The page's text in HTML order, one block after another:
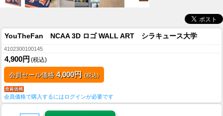
YouTheFan NCAA 3D ロゴ WALL ART シラキュース大学
4102300100145
4,900円 (税込)
会員セール価格 4,000円 (税込)
会員価格で購入するにはログインが必要です